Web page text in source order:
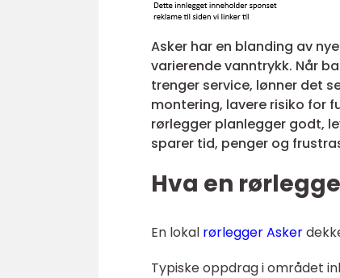
Asker har en blanding av
varierende vanntrykk. Når
trenger service, lønner det
montering, lavere risiko for
rørlegger planlegger godt,
sparer tid, penger og
Hva en
En lokal rørlegger Asker
Typiske oppdrag i området